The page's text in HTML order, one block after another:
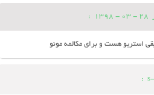
28 - 03 - 1398
:
استریو هست و برای مکالمه مونو
: